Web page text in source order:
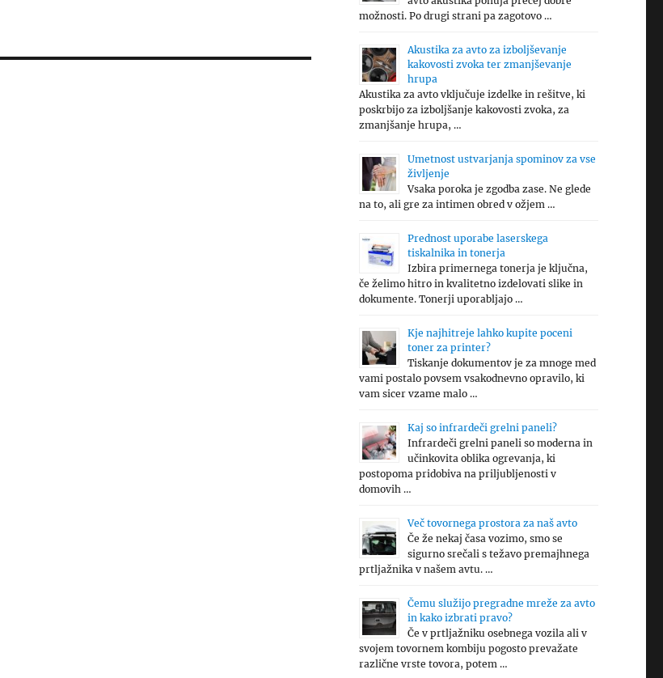
možnosti. Po drugi strani pa zagotovo …
Akustika za avto za izboljševanje
kakovosti zvoka ter zmanjševanje
hrupa
Akustika za avto vključuje izdelke in rešitve, ki
poskrbijo za izboljšanje kakovosti zvoka, za
zmanjšanje hrupa, …
Umetnost ustvarjanja spominov za vse
življenje
Vsaka poroka je zgodba zase. Ne glede
na to, ali gre za intimen obred v ožjem …
Prednost uporabe laserskega
tiskalnika in tonerja
Izbira primernega tonerja je ključna,
če želimo hitro in kvalitetno izdelovati slike in
dokumente. Tonerji uporabljajo …
Kje najhitreje lahko kupite poceni
toner za printer?
Tiskanje dokumentov je za mnoge med
vami postalo povsem vsakodnevno opravilo, ki
vam sicer vzame malo …
Kaj so infrardeči grelni paneli?
Infrardeči grelni paneli so moderna in
učinkovita oblika ogrevanja, ki
postopoma pridobiva na priljubljenosti v
domovih …
Več tovornega prostora za naš avto
Če že nekaj časa vozimo, smo se
sigurno srečali s težavo premajhnega
prtljažnika v našem avtu. …
Čemu služijo pregradne mreže za avto
in kako izbrati pravo?
Če v prtljažniku osebnega vozila ali v
svojem tovornem kombiju pogosto prevažate
različne vrste tovora, potem …